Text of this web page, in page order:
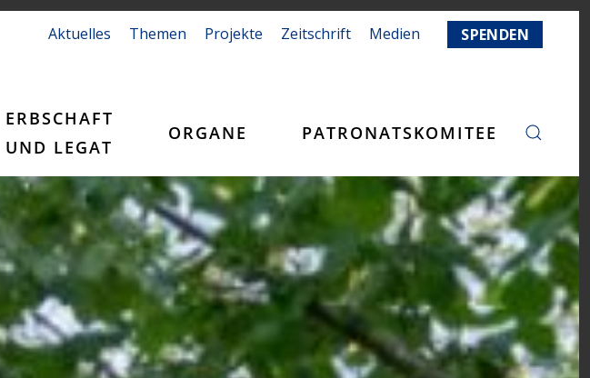
Aktuelles Themen Projekte Zeitschrift Medien SPENDEN
ERBSCHAFT
UND LEGAT
ORGANE PATRONATSKOMITEE